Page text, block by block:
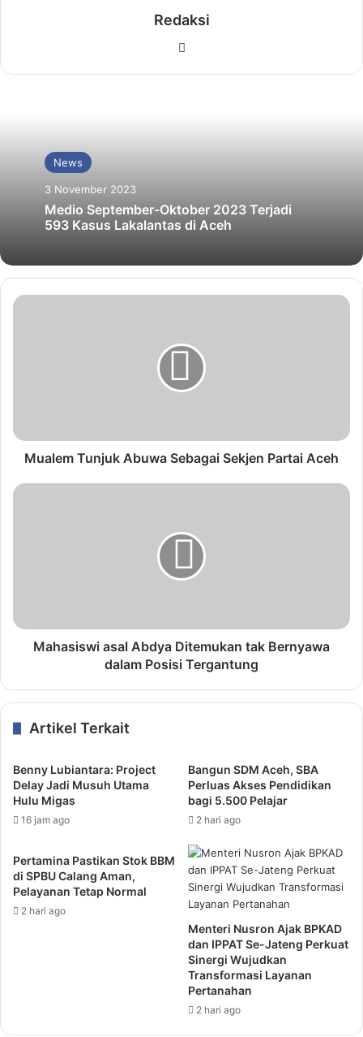
Redaksi
News
3 November 2023
Medio September-Oktober 2023 Terjadi
593 Kasus Lakalantas di Aceh
Mualem Tunjuk Abuwa Sebagai Sekjen Partai Aceh
Mahasiswi asal Abdya Ditemukan tak Bernyawa
dalam Posisi Tergantung
Artikel Terkait
Benny Lubiantara: Project
Delay Jadi Musuh Utama
Hulu Migas
16 jam ago
Bangun SDM Aceh, SBA
Perluas Akses Pendidikan
bagi 5.500 Pelajar
2 hari ago
Pertamina Pastikan Stok BBM
di SPBU Calang Aman,
Pelayanan Tetap Normal
2 hari ago
Menteri Nusron Ajak BPKAD
dan IPPAT Se-Jateng Perkuat
Sinergi Wujudkan
Transformasi Layanan
Pertanahan
2 hari ago